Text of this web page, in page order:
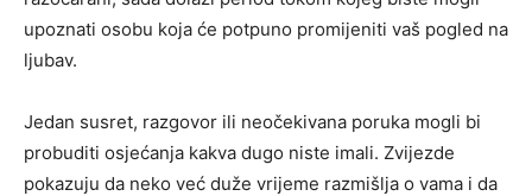
upoznati osobu koja će potpuno promijeniti vaš pogled na
ljubav.
Jedan susret, razgovor ili neočekivana poruka mogli bi
probuditi osjećanja kakva dugo niste imali. Zvijezde
pokazuju da neko već duže vrijeme razmišlja o vama i da